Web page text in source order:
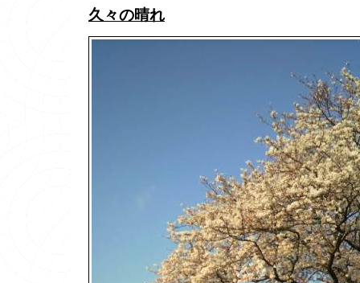
久々の晴れ